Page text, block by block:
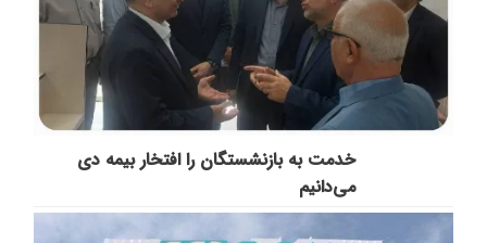
خدمت به بازنشستگان‌ را افتخار بیمه دی
می‌دانیم